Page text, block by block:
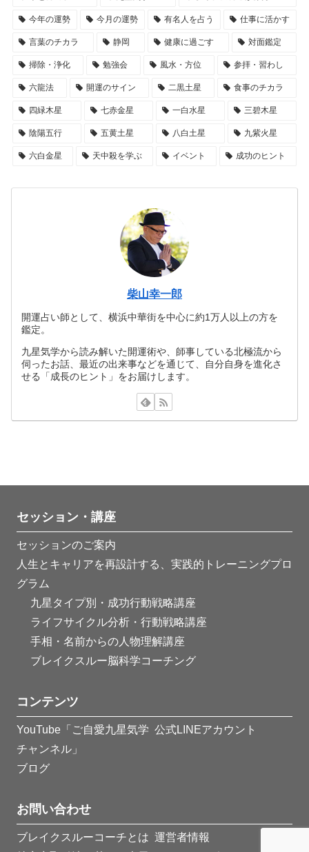
今年の運勢 今月の運勢 有名人を占う 仕事に活かす
言葉のチカラ 静岡 健康に過ごす 対面鑑定
掃除・浄化 勉強会 風水・方位 参拝・習わし
六龍法 開運のサイン 二黒土星 食事のチカラ
四緑木星 七赤金星 一白水星 三碧木星
陰陽五行 五黄土星 八白土星 九紫火星
六白金星 天中殺を学ぶ イベント 成功のヒント
柴山幸一郎
開運占い師として、横浜中華街を中心に約1万人以上の方を
鑑定。
九星気学から読み解いた開運術や、師事している北極流から
伺ったお話、最近の出来事などを通じて、自分自身を進化さ
せる「成長のヒント」をお届けします。
セッション・講座
セッションのご案内
人生とキャリアを再設計する、実践的トレーニングプロ
グラム
九星タイプ別・成功行動戦略講座
ライフサイクル分析・行動戦略講座
手相・名前からの人物理解講座
ブレイクスルー脳科学コーチング
コンテンツ
YouTube「ご自愛九星気学
チャンネル」
公式LINEアカウント
ブログ
お問い合わせ
ブレイクスルーコーチとは 運営者情報